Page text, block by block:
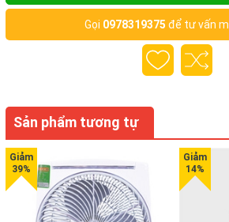
Gọi 0978319375 để tư vấn
Sản phẩm tương tự